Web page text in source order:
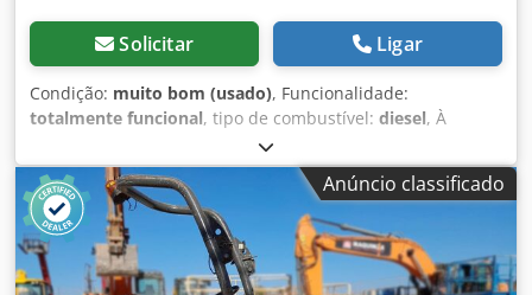
Solicitar Ligar
Condição: muito bom (usado), Funcionalidade:
totalmente funcional, tipo de combustível: diesel, À
VENDA: BETONEIRA MARCA AUSA, CAPACIDADE DE 5M3.
Codpfszrpyhsx Ah Esha IMPECÁVEL, REVISÃO COMPLETA.
Anúncio classificado